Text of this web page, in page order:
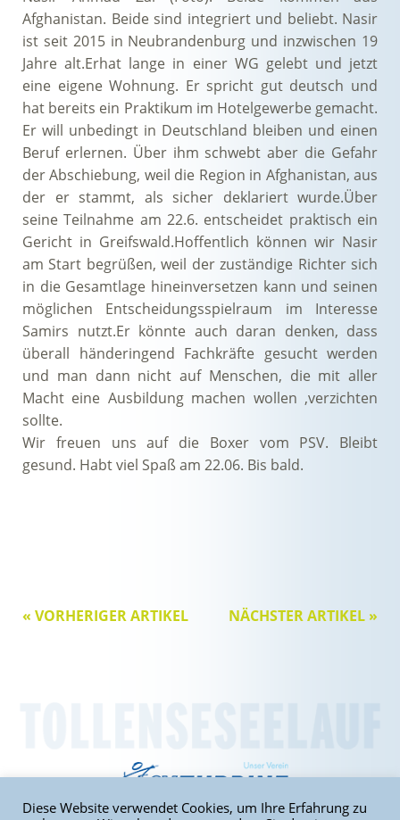
Afghanistan. Beide sind integriert und beliebt. Nasir
ist seit 2015 in Neubrandenburg und inzwischen 19
Jahre alt.Erhat lange in einer WG gelebt und jetzt
eine eigene Wohnung. Er spricht gut deutsch und
hat bereits ein Praktikum im Hotelgewerbe gemacht.
Er will unbedingt in Deutschland bleiben und einen
Beruf erlernen. Über ihm schwebt aber die Gefahr
der Abschiebung, weil die Region in Afghanistan, aus
der er stammt, als sicher deklariert wurde.Über
seine Teilnahme am 22.6. entscheidet praktisch ein
Gericht in Greifswald.Hoffentlich können wir Nasir
am Start begrüßen, weil der zuständige Richter sich
in die Gesamtlage hineinversetzen kann und seinen
möglichen Entscheidungsspielraum im Interesse
Samirs nutzt.Er könnte auch daran denken, dass
überall händeringend Fachkräfte gesucht werden
und man dann nicht auf Menschen, die mit aller
Macht eine Ausbildung machen wollen ,verzichten
sollte.
Wir freuen uns auf die Boxer vom PSV. Bleibt
gesund. Habt viel Spaß am 22.06. Bis bald.
NÄCHSTER ARTIKEL »
« VORHERIGER ARTIKEL
Diese Website verwendet Cookies, um Ihre Erfahrung zu